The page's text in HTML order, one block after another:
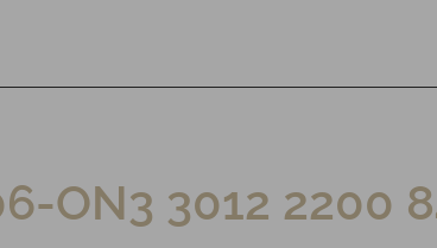
ON3 3012 2200